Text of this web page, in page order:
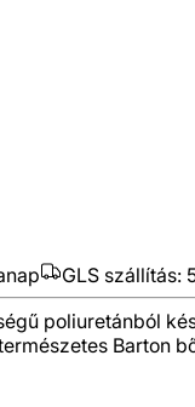
GLS szállítás:
poliuretánból
Barton